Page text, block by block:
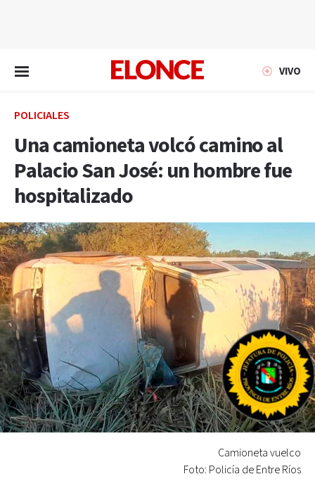
VIVO
POLICIALES
Una camioneta volcó camino al
Palacio San José: un hombre fue
hospitalizado
Camioneta vuelco
Foto: Policía de Entre Ríos